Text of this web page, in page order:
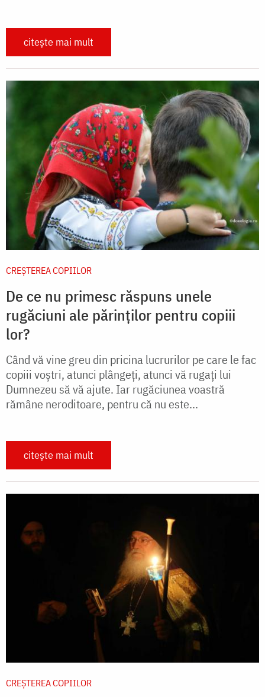
citește mai mult
CREŞTEREA COPIILOR
De ce nu primesc răspuns unele
rugăciuni ale părinților pentru copiii
lor?
Când vă vine greu din pricina lucrurilor pe care le fac
copiii voştri, atunci plângeţi, atunci vă rugaţi lui
Dumnezeu să vă ajute. Iar rugăciunea voastră
rămâne neroditoare, pentru că nu este...
citește mai mult
CREŞTEREA COPIILOR